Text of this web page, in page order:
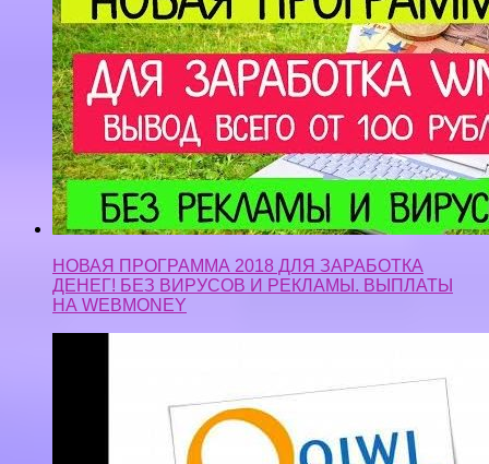
НОВАЯ ПРОГРАММА 2018 ДЛЯ ЗАРАБОТКА
ДЕНЕГ! БЕЗ ВИРУСОВ И РЕКЛАМЫ. ВЫПЛАТЫ
НА WEBMONEY